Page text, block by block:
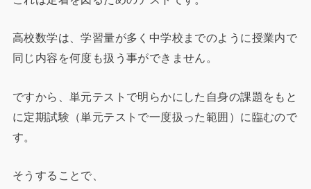
高校数学は、学習量が多く中学校までのように授業内で
同じ内容を何度も扱う事ができません。
ですから、単元テストで明らかにした自身の課題をもと
に定期試験（単元テストで一度扱った範囲）に臨むので
す。
そうすることで、